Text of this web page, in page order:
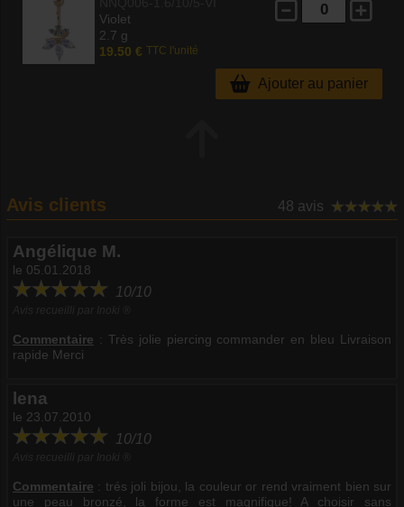
Violet
2.7 g
19.50 € TTC l'unité
Ajouter au panier
Avis clients 48 avis
Angélique M.
le 05.01.2018
10/10
Commentaire : Très jolie piercing commander en bleu Livraison
rapide Merci
lena
le 23.07.2010
10/10
Commentaire : trés joli bijou, la couleur or rend vraiment bien sur
une peau bronzé, la forme est magnifique! A choisir sans